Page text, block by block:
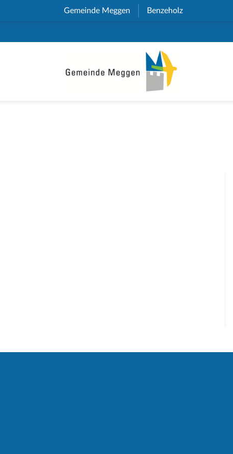
Gemeinde Meggen (External Link)
Benzeholz(External Link)